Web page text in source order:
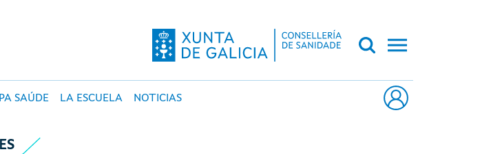
PÚBLICA DE GALICIA
SAÚDE LA ESCUELA NOTICIAS